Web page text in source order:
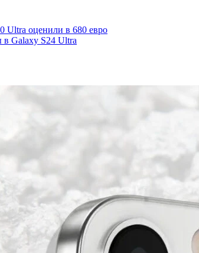
Ultra оценили в 680 евро
в Galaxy S24 Ultra